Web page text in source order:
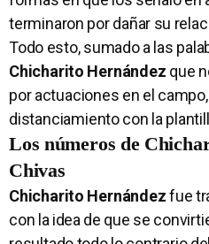
terminaron por dañar su
Todo esto, sumado a las
Chicharito Hernández que
por actuaciones en el
distanciamiento con la
Los números de
Chivas
Chicharito Hernándezfue
con la idea de que se